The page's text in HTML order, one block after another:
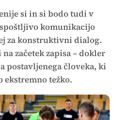
si in si bodo tudi v
komunikacijo
za konstruktivni dialog.
začetek zapisa – dokler
postavljenega človeka, ki
težko.